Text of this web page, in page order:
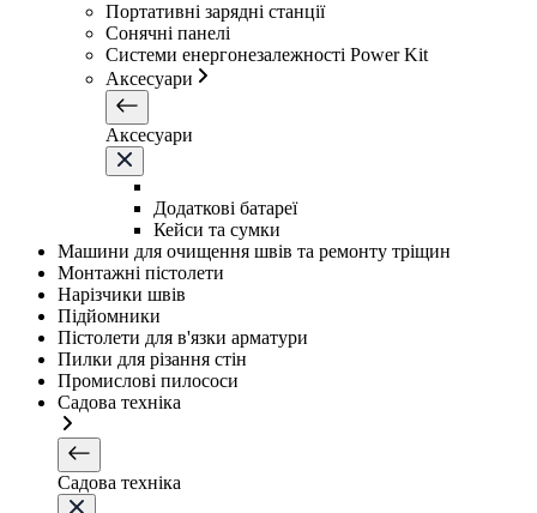
Портативні зарядні станції
Сонячні панелі
Системи енергонезалежності Power Kit
Аксесуари
Аксесуари
Додаткові батареї
Кейси та сумки
Машини для очищення швів та ремонту тріщин
Монтажні пістолети
Нарізчики швів
Підйомники
Пістолети для в'язки арматури
Пилки для різання стін
Промислові пилососи
Садова техніка
Садова техніка